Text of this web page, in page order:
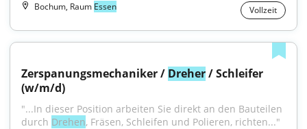
Bochum, Raum Essen Vollzeit
Zerspanungsmechaniker / Dreher / Schleifer
(w/m/d)
"...In dieser Position arbeiten Sie direkt an den Bauteilen
durch Drehen, Fräsen, Schleifen und Polieren, richten..."